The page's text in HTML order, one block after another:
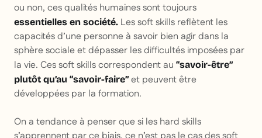
ou non, ces qualités humaines sont toujours
essentielles en société. Les soft skills reflètent les
capacités d’une personne à savoir bien agir dans la
sphère sociale et dépasser les difficultés imposées par
la vie. Ces soft skills correspondent au “savoir-être”
plutôt qu’au “savoir-faire” et peuvent être
développées par la formation.
On a tendance à penser que si les hard skills